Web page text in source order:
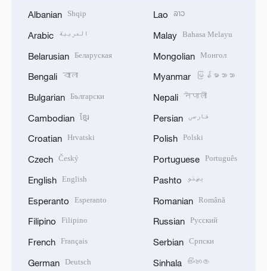
Albanian Shqip
Arabic العربية
Belarusian Беларуская
Bengali বাংলা
Bulgarian Български
Cambodian ខ្មែរ
Croatian Hrvatski
Czech Český
English English
Esperanto Esperanto
Filipino Filipino
French Français
German Deutsch
Lao ລາວ
Malay Bahasa Melayu
Mongolian Монгол
Myanmar မြန်မာဘာသာ
Nepali नेपाली
Persian فارسی
Polish Polski
Portuguese Português
Pashto پښتو
Romanian Română
Russian Русский
Serbian Српски
Sinhala සිංහල